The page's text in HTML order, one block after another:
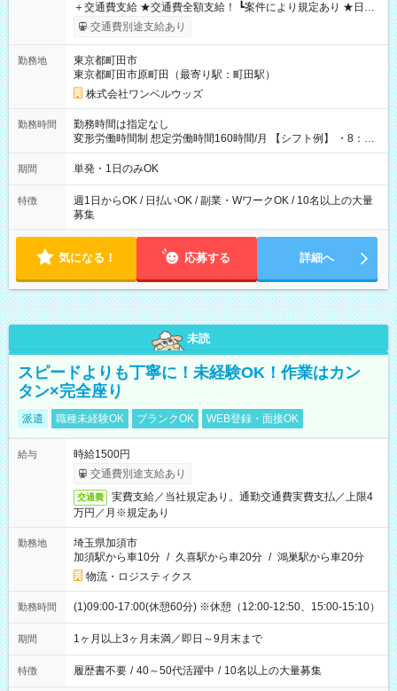
＋交通費支給 ★交通費全額支給！ ┗案件により規定あり ★日払
いOK！（規定あり） ┗働いたその日に現金GET♪ お仕事後はコ
ンビニATMから 日払い分を引き落とせます！ 【試用期間】試
交通費別途支給あり
勤務地
東京都町田市
東京都町田市原町田（最寄り駅：町田駅）
株式会社ワンベルウッズ
勤務時間
勤務時間は指定なし
変形労働時間制 想定労働時間160時間/月 【シフト例】 ・8：00
～21：00
期間 単発・1日のみOK
特徴
週1日からOK / 日払いOK / 副業・WワークOK / 10名以上の大量
募集
気になる！ 応募する 詳細へ
未読
スピードよりも丁寧に！未経験OK！作業はカン
タン×完全座り
派遣 職種未経験OK ブランクOK WEB登録・面接OK
給与
時給1500円
交通費別途支給あり
交通費
実費支給／当社規定あり。通勤交通費実費支払／上限4
万円／月※規定あり
勤務地
埼玉県加須市
加須駅から車10分 / 久喜駅から車20分 / 鴻巣駅から車20分
物流・ロジスティクス
勤務時間 (1)09:00-17:00(休憩60分) ※休憩（12:00-12:50、15:00-15:10）
期間 1ヶ月以上3ヶ月未満／即日～9月末まで
特徴 履歴書不要 / 40～50代活躍中 / 10名以上の大量募集